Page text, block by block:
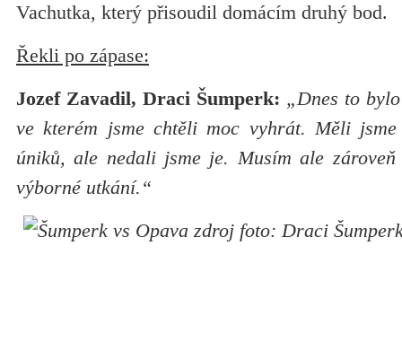
Vachutka, který přisoudil domácím druhý bod.
Řekli po zápase:
Jozef Zavadil, Draci Šumperk: „Dnes to
ve kterém jsme chtěli moc vyhrát. Měli
úniků, ale nedali jsme je. Musím ale
výborné utkání.“